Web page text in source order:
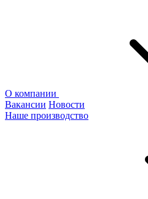
О компании
Вакансии Новости
Наше производство